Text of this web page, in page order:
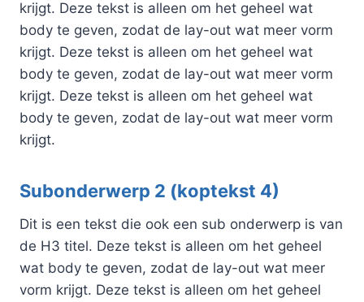
krijgt. Deze tekst is alleen om het geheel wat
body te geven, zodat de lay-out wat meer vorm
krijgt. Deze tekst is alleen om het geheel wat
body te geven, zodat de lay-out wat meer vorm
krijgt. Deze tekst is alleen om het geheel wat
body te geven, zodat de lay-out wat meer vorm
krijgt.
Subonderwerp 2 (koptekst 4)
Dit is een tekst die ook een sub onderwerp is van
de H3 titel. Deze tekst is alleen om het geheel
wat body te geven, zodat de lay-out wat meer
vorm krijgt. Deze tekst is alleen om het geheel